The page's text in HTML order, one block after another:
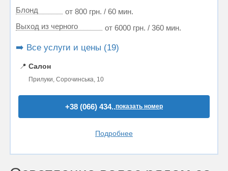
Блонд
от 800 грн. / 60 мин.
Выход из черного
от 6000 грн. / 360 мин.
➡️ Все услуги и цены (19)
📍 Салон
Прилуки, Сорочинська, 10
+38 (066) 434..показать номер
Подробнее